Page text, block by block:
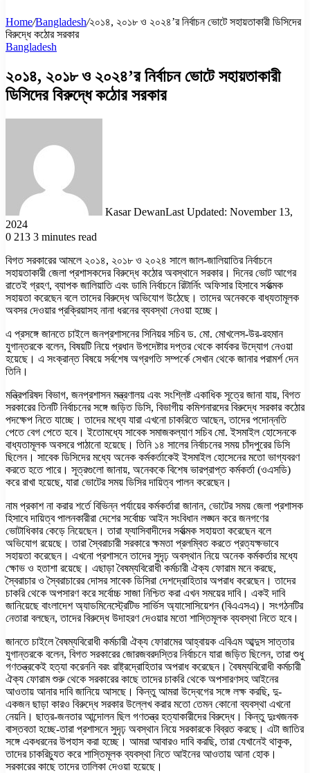
Home/Bangladesh/২০১৪, ২০১৮ ও ২০২৪’র নির্বাচন ভোটে সহায়তাকারী ডিসিদের
বিরুদ্ধে কঠোর সরকার
Bangladesh
২০১৪, ২০১৮ ও ২০২৪’র নির্বাচন ভোটে সহায়তাকারী
ডিসিদের বিরুদ্ধে কঠোর সরকার
Kasar DewanLast Updated: November 13,
2024
0 213 3 minutes read
বিগত সরকারের আমলে ২০১৪, ২০১৮ ও ২০২৪ সালে জাল-জালিয়াতির নির্বাচনে
সহায়তাকারী জেলা প্রশাসকদের বিরুদ্ধে কঠোর অবস্থানে সরকার। দিনের ভোট আগের
রাতেই গ্রহণ, ব্যাপক জালিয়াতি এবং ডামি নির্বাচনে রিটার্নিং অফিসার হিসাবে সর্বাত্মক
সহায়তা করেছেন বলে তাদের বিরুদ্ধে অভিযোগ উঠেছে। তাদের অনেককে বাধ্যতামূলক
অবসর দেওয়ার প্রক্রিয়াসহ নানা ধরনের ব্যবস্থা নেওয়া হচ্ছে।
এ প্রসঙ্গে জানতে চাইলে জনপ্রশাসনের সিনিয়র সচিব ড. মো. মোখলেস-উর-রহমান
যুগান্তরকে বলেন, বিষয়টি নিয়ে প্রধান উপদেষ্টার দপ্তর থেকে কার্যকর উদ্যোগ নেওয়া
হয়েছে। এ সংক্রান্ত বিষয়ে সর্বশেষ অগ্রগতি সম্পর্কে সেখান থেকে জানার পরামর্শ দেন
তিনি।
মন্ত্রিপরিষদ বিভাগ, জনপ্রশাসন মন্ত্রণালয় এবং সংশ্লিষ্ট একাধিক সূত্রে জানা যায়, বিগত
সরকারের তিনটি নির্বাচনের সঙ্গে জড়িত ডিসি, বিভাগীয় কমিশনারদের বিরুদ্ধে সরকার কঠোর
পদক্ষেপ নিতে যাচ্ছে। তাদের মধ্যে যারা এখনো চাকরিতে আছেন, তাদের পদোন্নতি
পেতে বেগ পেতে হবে। ইতোমধ্যে সাবেক সমাজকল্যাণ সচিব মো. ইসমাইল হোসেনকে
বাধ্যতামূলক অবসরে পাঠানো হয়েছে। তিনি ১৪ সালের নির্বাচনের সময় চাঁদপুরের ডিসি
ছিলেন। সাবেক ডিসিদের মধ্যে অনেক কর্মকর্তাকেই ইসমাইল হোসেনের মতো ভাগ্যবরণ
করতে হতে পারে। সূত্রগুলো জানায়, অনেককে বিশেষ ভারপ্রাপ্ত কর্মকর্তা (ওএসডি)
করে রাখা হয়েছে, যারা ভোটের সময় ডিসির দায়িত্ব পালন করেছেন।
নাম প্রকাশ না করার শর্তে বিভিন্ন পর্যায়ের কর্মকর্তারা জানান, ভোটের সময় জেলা প্রশাসক
হিসাবে দায়িত্ব পালনকারীরা দেশের সর্বোচ্চ আইন সংবিধান লঙ্ঘন করে জনগণের
ভোটাধিকার কেড়ে নিয়েছেন। তারা ফ্যাসিবাদীদের সর্বাত্মক সহায়তা করেছেন বলে
অভিযোগ রয়েছে। তারা স্বৈরাচারী সরকারে ক্ষমতা প্রলম্বিত করতে প্রত্যক্ষভাবে
সহায়তা করেছেন। এখনো প্রশাসনে তাদের সুদৃঢ় অবস্থান নিয়ে অনেক কর্মকর্তার মধ্যে
ক্ষোভ ও হতাশা রয়েছে। এছাড়া বৈষম্যবিরোধী কর্মচারী ঐক্য ফোরাম মনে করছে,
স্বৈরাচার ও স্বৈরাচারের দোসর সাবেক ডিসিরা দেশদ্রোহিতার অপরাধ করেছেন। তাদের
চাকরি থেকে অপসারণ করে সর্বোচ্চ সাজা নিশ্চিত করা এখন সময়ের দাবি। একই দাবি
জানিয়েছে বাংলাদেশ অ্যাডমিনেস্ট্রেটিভ সার্ভিস অ্যাসোসিয়েশন (বিএএসএ)। সংগঠনটির
নেতারা বলছেন, তাদের বিরুদ্ধে উদাহরণ দেওয়ার মতো শাস্তিমূলক ব্যবস্থা নিতে হবে।
জানতে চাইলে বৈষম্যবিরোধী কর্মচারী ঐক্য ফোরামের আহ্বায়ক এবিএম আব্দুস সাত্তার
যুগান্তরকে বলেন, বিগত সরকারের জোরজবরদস্তির নির্বাচনে যারা জড়িত ছিলেন, তারা শুধু
গণতন্ত্রকেই হত্যা করেননি বরং রাষ্ট্রদ্রোহিতার অপরাধ করেছেন। বৈষম্যবিরোধী কর্মচারী
ঐক্য ফোরাম শুরু থেকে সরকারের কাছে তাদের চাকরি থেকে অপসারণসহ আইনের
আওতায় আনার দাবি জানিয়ে আসছে। কিন্তু আমরা উদ্বেগের সঙ্গে লক্ষ করছি, দু-
একজন ছাড়া কারও বিরুদ্ধে সরকার উল্লেখ করার মতো তেমন কোনো ব্যবস্থা এখনো
নেয়নি। ছাত্র-জনতার আন্দোলন ছিল গণতন্ত্র হত্যাকারীদের বিরুদ্ধে। কিন্তু দুঃখজনক
বাস্তবতা হচ্ছে-তারা প্রশাসনে সুদৃঢ় অবস্থান নিয়ে সরকারকে বিব্রত করছে। এটা জাতির
সঙ্গে একধরনের উপহাস করা হচ্ছে। আমরা আবারও দাবি করছি, তারা যেখানেই থাকুক,
তাদের চাকরিচ্যুত করে শাস্তিমূলক ব্যবস্থা নিতে আইনের আওতায় আনা হোক।
সরকারের কাছে তাদের তালিকা দেওয়া হয়েছে।